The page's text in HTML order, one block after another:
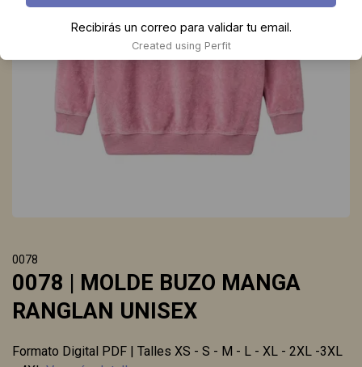
0078
0078 | MOLDE BUZO MANGA
RANGLAN UNISEX
Formato Digital PDF | Talles XS - S - M - L - XL - 2XL -3XL
Recibirás un correo para validar tu email.
Created using Perfit